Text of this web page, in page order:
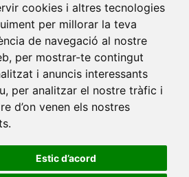
cookies i altres tecnologies
per millorar la teva
de navegació al nostre
per mostrar-te contingut
i anuncis interessants
per analitzar el nostre tràfic i
d’on venen els nostres
Estic d’acord
2-3. 08022 Barcelona.